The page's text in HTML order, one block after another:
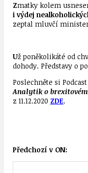
Zmatky kolem
i výdej
zeptal mluvčí
Už poněkolikáté od
dohody. Představy o
Poslechněte si
Analytik o
z 11.12.2020 ZDE.
Předchozí v ON: